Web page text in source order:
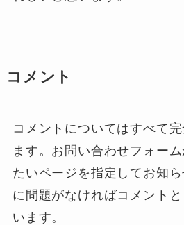
コメント
コメントについてはすべて
ます。お問い合わせフォー
たいページを指定してお知
に問題がなければコメント
います。